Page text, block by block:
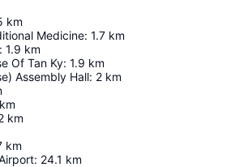
km
Medicine: 1.7 km
: 1.9 km
Of Tan Ky: 1.9 km
Assembly Hall: 2 km
km
km
km
: 24.1 km